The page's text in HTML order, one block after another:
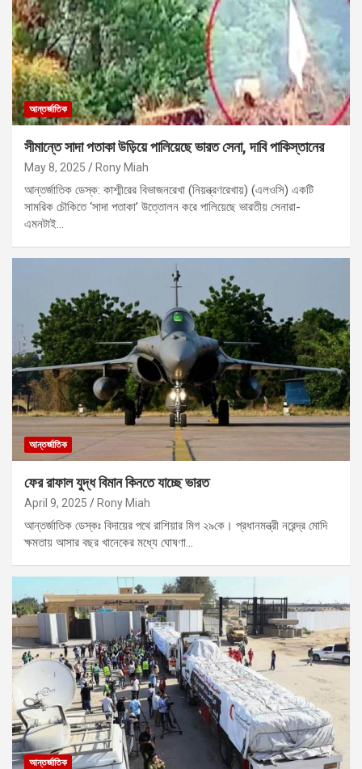
আন্তর্জাতিক
সীমান্তে সাদা পতাকা উড়িয়ে পালিয়েছে ভারত সেনা, দাবি পাকিস্তানের
May 8, 2025 Rony Miah
আন্তর্জাতিক ডেস্ক: কাশ্মীরের বিভাজনরেখা (নিয়ন্ত্রণরেখায়) (এলওসি) একটি
সামরিক চৌকিতে ‘সাদা পতাকা’ উত্তোলন করে পালিয়েছে ভারতীয় সেনারা-
এমনটাই…
আন্তর্জাতিক
ফের রাফাল যুদ্ধ বিমান কিনতে যাচ্ছে ভারত
April 9, 2025 Rony Miah
আন্তর্জাতিক ডেস্কঃ বিদায়ের পথে রাশিয়ার মিগ ২৯কে। প্রধানমন্ত্রী নরেন্দ্র মোদি
ক্ষমতায় আসার বছর খানেকের মধ্যে ঘোষণা…
আন্তর্জাতিক